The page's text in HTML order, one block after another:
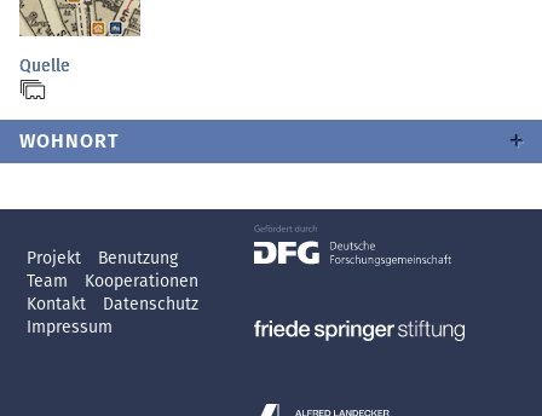
Quelle
WOHNORT
Projekt
Benutzung
Team
Kooperationen
Kontakt
Datenschutz
Impressum